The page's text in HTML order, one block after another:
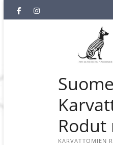
SuKaRoSuKaRo
Instagramisssa
kysymykset
perulaiset
Rodut
KARVATTOMIEN